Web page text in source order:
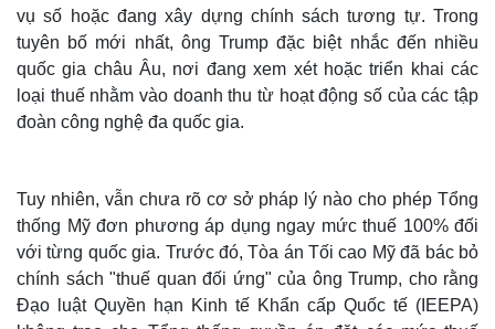
vụ số hoặc đang xây dựng chính sách tương tự. Trong
tuyên bố mới nhất, ông Trump đặc biệt nhắc đến nhiều
quốc gia châu Âu, nơi đang xem xét hoặc triển khai các
loại thuế nhằm vào doanh thu từ hoạt động số của các tập
đoàn công nghệ đa quốc gia.
Tuy nhiên, vẫn chưa rõ cơ sở pháp lý nào cho phép Tổng
thống Mỹ đơn phương áp dụng ngay mức thuế 100% đối
với từng quốc gia. Trước đó, Tòa án Tối cao Mỹ đã bác bỏ
chính sách "thuế quan đối ứng" của ông Trump, cho rằng
Đạo luật Quyền hạn Kinh tế Khẩn cấp Quốc tế (IEEPA)